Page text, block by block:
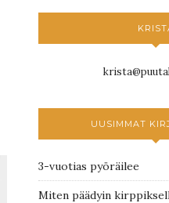
UUSIMMAT
3-vuotias pyöräilee
Miten päädyin